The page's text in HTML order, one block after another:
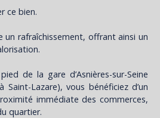
ce bien.
un rafraîchissement, offrant ainsi un
de la gare d’Asnières-sur-Seine
Saint-Lazare), vous bénéficiez d’un
immédiate des commerces,
quartier.